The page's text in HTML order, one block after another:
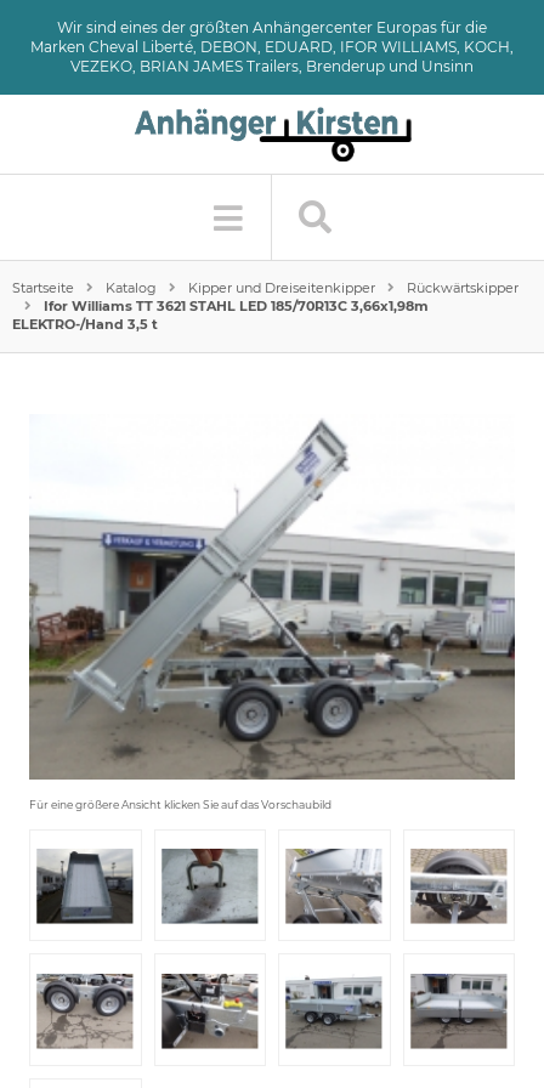
Wir sind eines der größten Anhängercenter Europas für die
Marken Cheval Liberté, DEBON, EDUARD, IFOR WILLIAMS, KOCH,
VEZEKO, BRIAN JAMES Trailers, Brenderup und Unsinn
Startseite Katalog Kipper und Dreiseitenkipper
Rückwärtskipper
Ifor Williams TT 3621 STAHL LED 185/70R13C 3,66x1,98m
ELEKTRO-/Hand 3,5 t
Für eine größere Ansicht klicken Sie auf das Vorschaubild